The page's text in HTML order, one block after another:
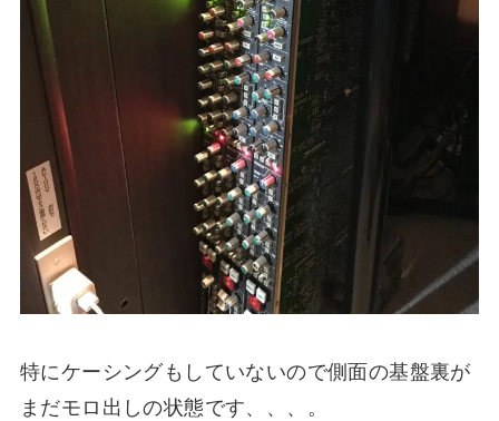
特にケーシングもしていないので側面の基盤裏が
まだモロ出しの状態です、、、。